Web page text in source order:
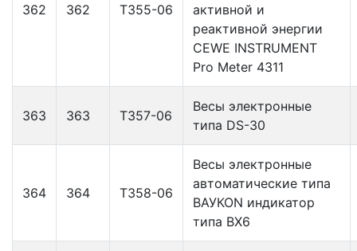
362 362 Т355-06
активной и
реактивной энергии
CEWE INSTRUMENT
Pro Meter 4311
363 363 Т357-06
Весы электронные
типа DS-30
364 364 Т358-06
Весы электронные
автоматические типа
ВАУКОN индикатор
типа ВХ6